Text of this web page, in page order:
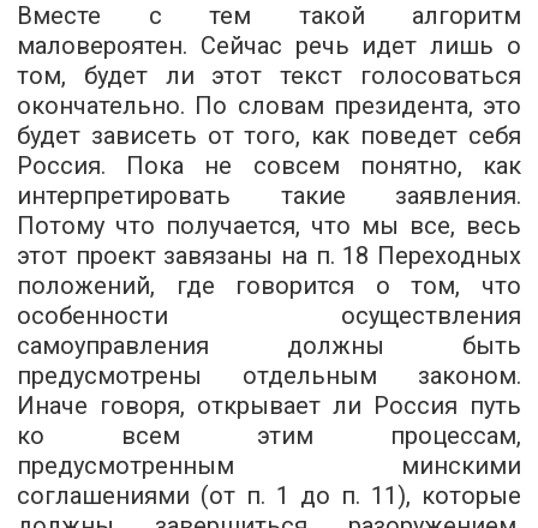
Вместе с тем такой алгоритм
маловероятен. Сейчас речь идет лишь о
том, будет ли этот текст голосоваться
окончательно. По словам президента, это
будет зависеть от того, как поведет себя
Россия. Пока не совсем понятно, как
интерпретировать такие заявления.
Потому что получается, что мы все, весь
этот проект завязаны на п. 18 Переходных
положений, где говорится о том, что
особенности осуществления
самоуправления должны быть
предусмотрены отдельным законом.
Иначе говоря, открывает ли Россия путь
ко всем этим процессам,
предусмотренным минскими
соглашениями (от п. 1 до п. 11), которые